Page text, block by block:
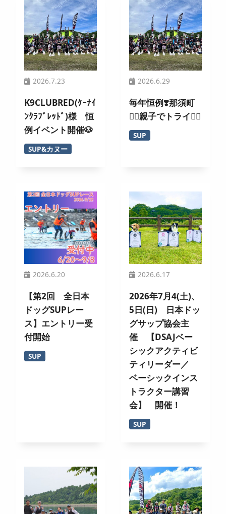
2026.7.23
K9CLUBRED(ｹｰﾅｲ
ﾝｸﾗﾌﾞﾚｯﾄﾞ)様 恒
例イベント開催🐶
SUP&カヌー
2026.6.29
毎年恒例❣️那須町
🏄‍♀️親子でトライ🚣‍♂️
SUP
2026.6.20
【第2回 全日本
ドッグSUPレー
ス】エントリー受
付開始
SUP
2026.6.17
2026年7月4(土)、
5日(日) 日本ドッ
グサップ協会主
催 【DSAJベー
シックアクティビ
ティリーダー／
ベーシックインス
トラクター講習
会】 開催！
SUP